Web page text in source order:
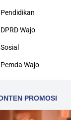
Pendidikan
DPRD Wajo
Sosial
Pemda Wajo